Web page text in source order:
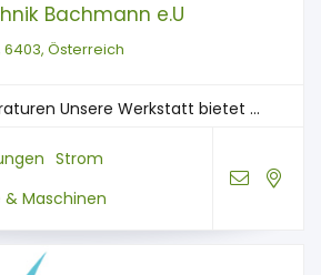
Bachmann e.U
Österreich
Unsere Werkstatt bietet ...
Strom
& Maschinen